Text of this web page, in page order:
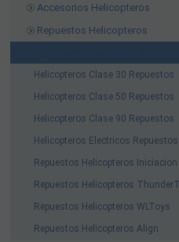
Accesorios Helicopteros
Repuestos Helicopteros
Helicopteros Clase 30 Repuestos
Helicopteros Clase 50 Repuestos
Helicopteros Clase 90 Repuestos
Helicopteros Electricos Repuestos
Repuestos Helicopteros Iniciacion
Repuestos Helicopteros
Repuestos Helicopteros WLToys
Repuestos Helicopteros Align